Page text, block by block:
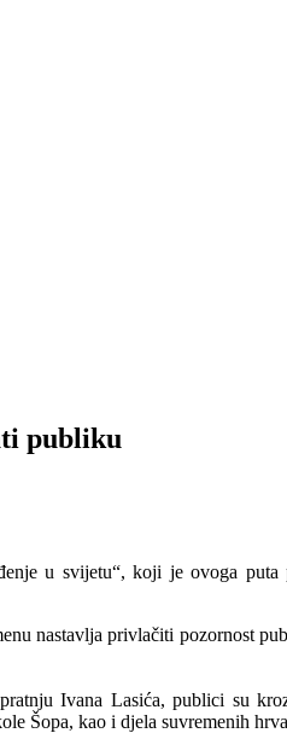
publiku
u svijetu“, koji je ovoga
nastavlja privlačiti pozornost
Ivana Lasića, publici su
Šopa, kao i djela suvremenih